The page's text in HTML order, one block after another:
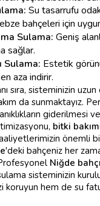
Su tasarrufu
bahçeleri için
Sulama: Geniş
sağlar.
Sulama: Estetik
aza indirir.
sıra, sisteminizin
da sunmaktayız.
giderilmesi
bitki
önemli
'deki bahçeniz her
Niğde
sisteminizin
koruyun hem de su